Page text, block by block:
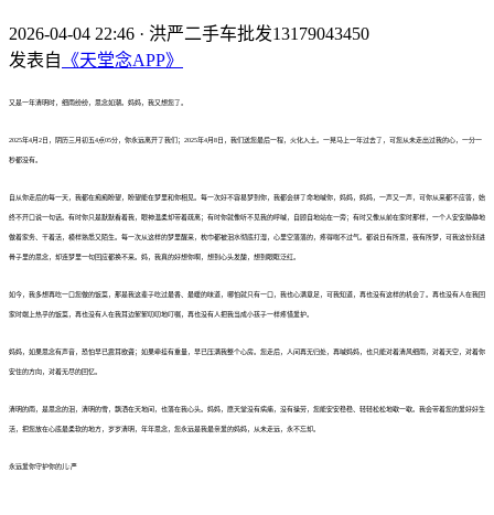
2026-04-04 22:46 · 洪严二手车批发13179043450
发表自 《天堂念APP》
又是一年清明时，细雨纷纷，思念如潮。妈妈，我又想您了。
2025年4月2日，阴历三月初五4点05分，你永远离开了我们；2025年4月8日，我们送您最后一程，火化入土。一晃马上一年过去了，可您从未走出过我的心，一分一
秒都没有。
自从你走后的每一天，我都在痴痴盼望，盼望能在梦里和你相见。每一次好不容易梦到你，我都会拼了命地喊你，妈妈，妈妈，一声又一声，可你从来都不应答，始
终不开口说一句话。有时你只是默默看着我，眼神温柔却带着疏离；有时你就像听不见我的呼喊，自顾自地站在一旁；有时又像从前在家时那样，一个人安安静静地
做着家务、干着活，模样熟悉又陌生。每一次从这样的梦里醒来，枕巾都被泪水彻底打湿，心里空落落的，疼得喘不过气。 都说日有所思，夜有所梦，可我这份刻进
骨子里的思念，却连梦里一句回应都换不来。妈，我真的好想你啊，想到心头发酸，想到眼眶泛红。
如今，我多想再吃一口您做的饭菜，那是我这辈子吃过最香、最暖的味道，哪怕就只有一口，我也心满意足，可我知道，再也没有这样的机会了。再也没有人在我回
家时端上热乎的饭菜，再也没有人在我耳边絮絮叨叨地叮嘱，再也没有人把我当成小孩子一样疼惜爱护。
妈妈，如果思念有声音，恐怕早已震耳欲聋；如果牵挂有重量，早已压满我整个心房。您走后，人间再无归处，再喊妈妈，也只能对着清风细雨，对着天空，对着你
安住的方向，对着无尽的回忆。
清明的雨，是思念的泪，清明的雪，飘洒在天地间，也落在我心头。妈妈，愿天堂没有病痛，没有操劳，您能安安稳稳、轻轻松松地歇一歇。我会带着您的爱好好生
活，把您放在心底最柔软的地方，岁岁清明，年年思念，您永远是我最亲爱的妈妈，从未走远，永不忘却。
永远爱你守护你的儿:严